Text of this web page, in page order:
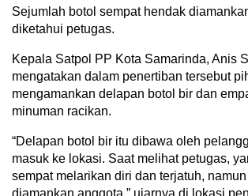
Sejumlah botol sempat hendak
diketahui petugas.
Kepala Satpol PP Kota Samarinda, Anis
mengatakan dalam penertiban tersebut
mengamankan delapan botol bir dan
minuman racikan.
“Delapan botol bir itu dibawa oleh
masuk ke lokasi. Saat melihat petugas,
sempat melarikan diri dan terjatuh, namun